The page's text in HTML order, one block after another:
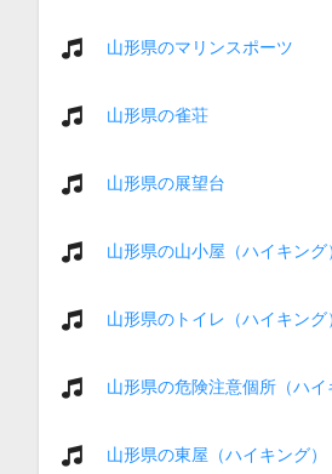
山形県のマリンスポーツ
山形県の雀荘
山形県の展望台
山形県の山小屋（ハイキング
山形県のトイレ（ハイキング
山形県の危険注意個所（ハイ
山形県の東屋（ハイキング）